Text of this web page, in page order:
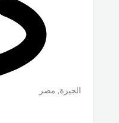
الجيزة, مصر